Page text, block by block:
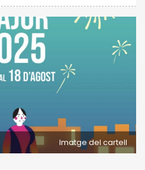
Imatge del cartell